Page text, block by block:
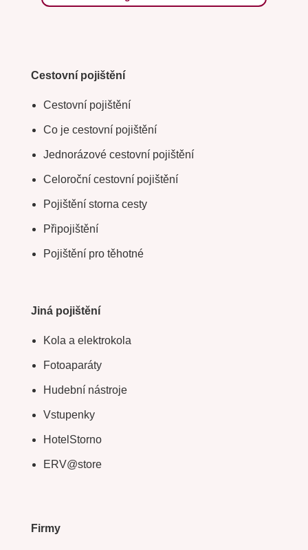
Cestovní pojištění
Cestovní pojištění
Co je cestovní pojištění
Jednorázové cestovní pojištění
Celoroční cestovní pojištění
Pojištění storna cesty
Připojištění
Pojištění pro těhotné
Jiná pojištění
Kola a elektrokola
Fotoaparáty
Hudební nástroje
Vstupenky
HotelStorno
ERV@store
Firmy